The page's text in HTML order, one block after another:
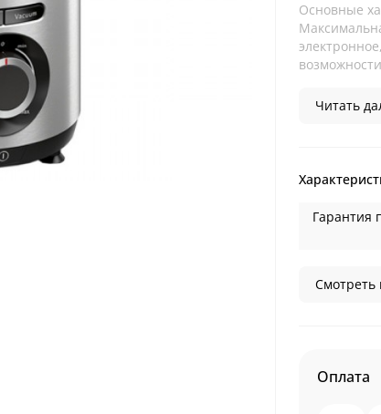
Основные
Читать
Гарантия
Смотреть
Оплата